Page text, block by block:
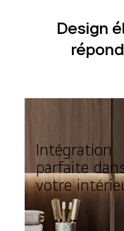
Design
Intégration
parfaite
votre